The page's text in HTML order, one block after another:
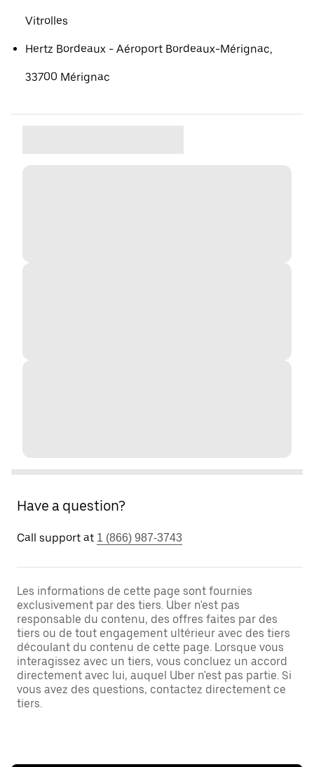
Vitrolles
Hertz Bordeaux - Aéroport Bordeaux-Mérignac,
33700 Mérignac
Have a question?
Call support at 1 (866) 987-3743
Les informations de cette page sont fournies
exclusivement par des tiers. Uber n'est pas
responsable du contenu, des offres faites par des
tiers ou de tout engagement ultérieur avec des tiers
découlant du contenu de cette page. Lorsque vous
interagissez avec un tiers, vous concluez un accord
directement avec lui, auquel Uber n'est pas partie. Si
vous avez des questions, contactez directement ce
tiers.